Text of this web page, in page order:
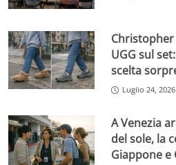
UGG sul
scelta
Luglio 24, 2026
A Venezia
del sole, la
Giappone e